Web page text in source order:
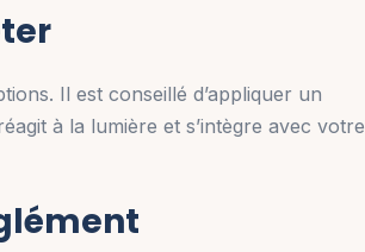
Il est conseillé d’appliquer un
à la lumière et s’intègre avec votre